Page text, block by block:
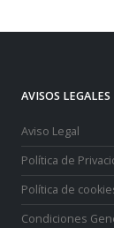
AVISOS LEGALES
Aviso Legal
Política de
Política de
Condiciones